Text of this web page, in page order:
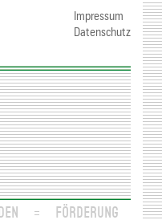
FÖRDERUNG
Impressum
Datenschutz